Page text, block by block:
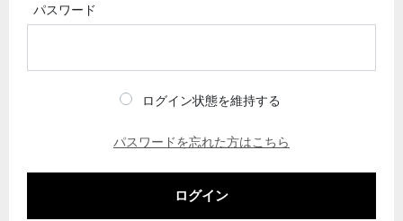
パスワード
ログイン状態を維持する
パスワードを忘れた方はこちら
ログイン